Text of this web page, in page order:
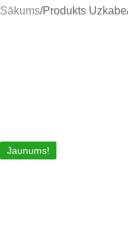
Sākums Produkts Uzkabe
Jaunums!